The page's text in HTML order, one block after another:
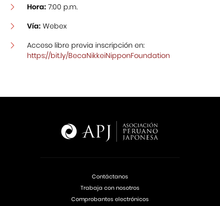
Hora: 7:00 p.m.
Vía: Webex
Acceso libre previa inscripción en:
https://bit.ly/BecaNikkeiNipponFoundation
Contáctanos
Trabaja con nosotros
Comprobantes electrónicos